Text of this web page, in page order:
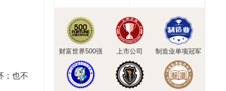
；也不
财富世界500强 上市公司 制造业单项冠军